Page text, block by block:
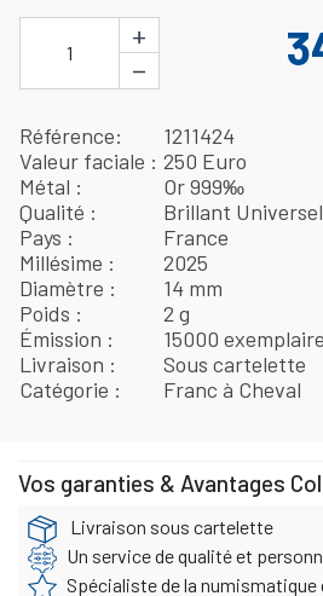
1
+
−
Référence
1211424
Valeur faciale
250 Euro
Métal
Or 999‰
Qualité
Brillant Universel
Pays
France
Millésime
2025
Diamètre
14 mm
Poids
2 g
Émission
15000
Livraison
Sous cartelette
Catégorie
Franc à Cheval
Vos garanties & Avantages
Livraison sous cartelette
Un service de qualité et
Spécialiste de la numismatique